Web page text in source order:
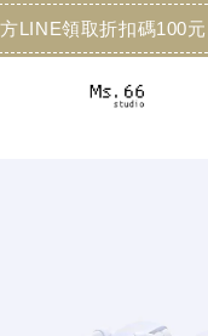
LINE領取折扣碼100元